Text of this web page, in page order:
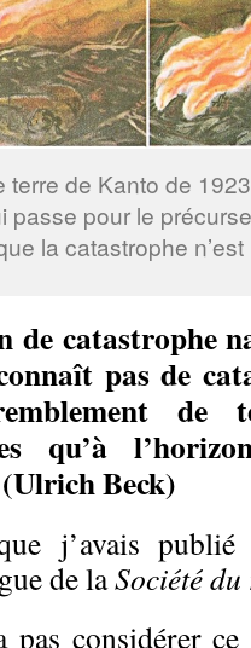
terre de Kanto de
passe pour le
la catastrophe
de catastrophe
pas de
de
qu’à
(UlrichBeck)
j’avais publié
de laSociété
considérer ce